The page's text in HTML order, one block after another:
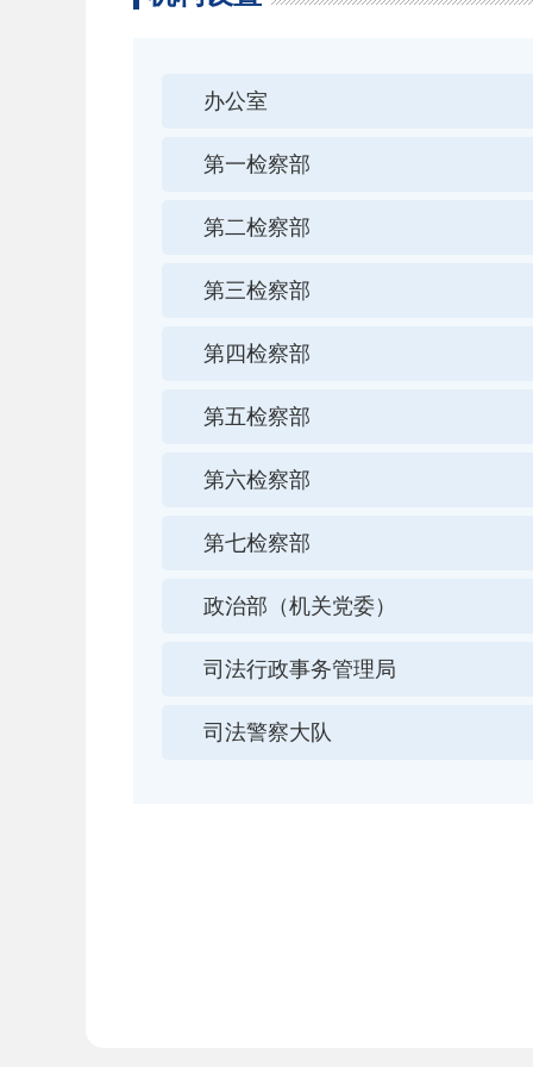
办公室
第一检察部
第二检察部
第三检察部
第四检察部
第五检察部
第六检察部
第七检察部
政治部（机关党委）
司法行政事务管理局
司法警察大队